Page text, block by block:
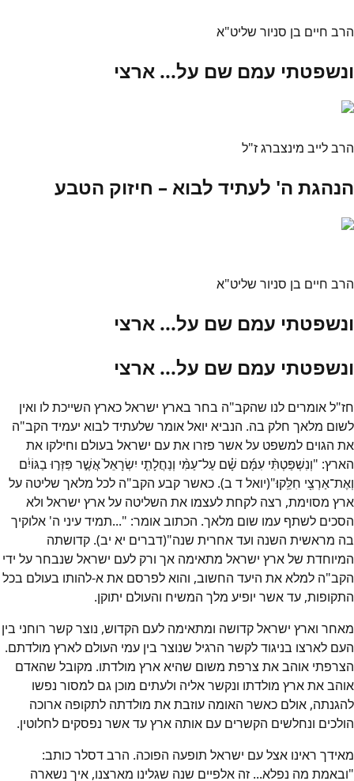
הרב חיים בן סניור שליט"א
ונשפטתי עמם שם על... ארצי
הרב לייב מינצברג ז"ל
הנהגת ה' לעתיד לבוא – חיזוק הטבע
הרב חיים בן סניור שליט"א
ונשפטתי עמם שם על... ארצי
ונשפטתי עמם שם על... ארצי
חז"ל אומרים לנו שהקב"ה בחר בארץ ישראל כארץ השייכת לו ואין
לשום מלאך חלק בה. הנביא יואל אומר שלעתיד לבוא יעמיד הקב"ה
את הגוים למשפט על אשר פזרו את עם ישראל בעולם וחילקו את
הארץ: "וְנִשְׁפַּטְתִּ֨י עִמָּ֜ם שָׁ֗ם עַל־עַמִּ֨י וְנַחֲלָתִ֤י יִשְׂרָאֵל֙ אֲשֶׁ֣ר פִּזְּר֣וּ בַגּוֹיִ֔ם
וְאֶת־אַרְצִ֖י חִלֵּֽקוּ׃"(יואל ד ב). כאשר קבע הקב"ה לכל מלאך שליטה על
ארץ מסוימת, רצה לקחת לעצמו את השליטה על ארץ ישראל ולא
הסכים לשתף עמו שום מלאך. הכתוב אומר: "...תמיד עיני ה' אלוקיך
בה מראשית השנה ועד אחרית שנה"(דברים יא יב). קדושתה
המיוחדת של ארץ ישראל מתאימה אך ורק לעם ישראל שנבחר על ידי
הקב"ה למלא את היעד החשוב, והוא לפרסם את א-להותו בעולם בכל
התקופות, עד אשר יופיע מלך המשיח והעולם יתוקן.
מאחר וארץ ישראל קדושה ומתאימה לעם הקדוש, נוצר קשר רוחני בין
העם לארצו בניגוד לקשר הרגיל שנוצר בין עמי העולם לארץ מולדתם.
הצרפתי אוהב את צרפת משום שהיא ארץ מולדתו. מקובל שהאדם
אוהב את ארץ מולדתו ונקשר אליה ולעתים מוכן גם למסור נפשו
להגנתה, אולם כאשר האומה עוזבת את מולדתה לתקופה ארוכה
הולכים ונחלשים הקשרים עם אותה ארץ עד אשר נפסקים לחלוטין.
מאידך ראינו אצל עם ישראל תופעה הפוכה. הרב דסלר כותב:
"ובאמת מה נפלא... זה אלפיים שנה שגלינו מארצנו, איך נשארה